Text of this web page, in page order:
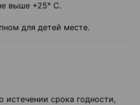
выше +25° С.
для детей месте.
истечении срока годности,